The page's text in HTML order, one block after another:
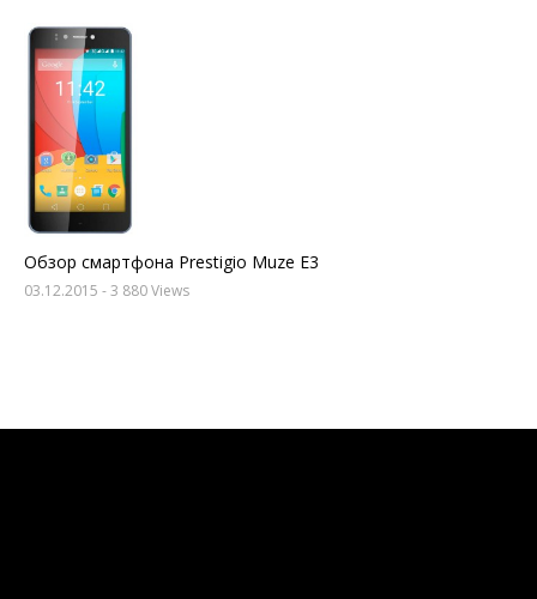
Обзор смартфона Prestigio Muze E3
03.12.2015 - 3 880 Views